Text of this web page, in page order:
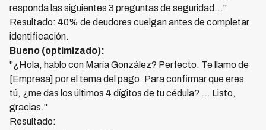
responda las siguientes 3 preguntas de seguridad..."
Resultado: 40% de deudores cuelgan antes de completar
identificación.
Bueno (optimizado):
"¿Hola, hablo con María González? Perfecto. Te llamo de
[Empresa] por el tema del pago. Para confirmar que eres
tú, ¿me das los últimos 4 dígitos de tu cédula? ... Listo,
gracias."
Resultado: